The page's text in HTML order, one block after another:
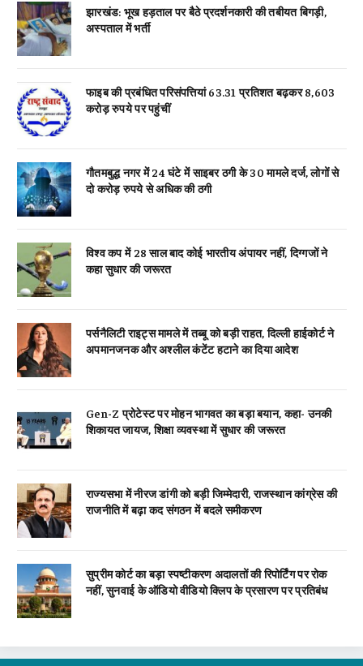
झारखंड: भूख हड़ताल पर बैठे प्रदर्शनकारी की तबीयत बिगड़ी,
अस्पताल में भर्ती
फाइब की प्रबंधित परिसंपत्तियां 63.31 प्रतिशत बढ़कर 8,603
करोड़ रुपये पर पहुंचीं
गौतमबुद्ध नगर में 24 घंटे में साइबर ठगी के 30 मामले दर्ज, लोगों से
दो करोड़ रुपये से अधिक की ठगी
विश्व कप में 28 साल बाद कोई भारतीय अंपायर नहीं, दिग्गजों ने
कहा सुधार की जरूरत
पर्सनैलिटी राइट्स मामले में तब्बू को बड़ी राहत, दिल्ली हाईकोर्ट ने
अपमानजनक और अश्लील कंटेंट हटाने का दिया आदेश
Gen-Z प्रोटेस्ट पर मोहन भागवत का बड़ा बयान, कहा- उनकी
शिकायत जायज, शिक्षा व्यवस्था में सुधार की जरूरत
राज्यसभा में नीरज डांगी को बड़ी जिम्मेदारी, राजस्थान कांग्रेस की
राजनीति में बढ़ा कद संगठन में बदले समीकरण
सुप्रीम कोर्ट का बड़ा स्पष्टीकरण अदालतों की रिपोर्टिंग पर रोक
नहीं, सुनवाई के ऑडियो वीडियो क्लिप के प्रसारण पर प्रतिबंध